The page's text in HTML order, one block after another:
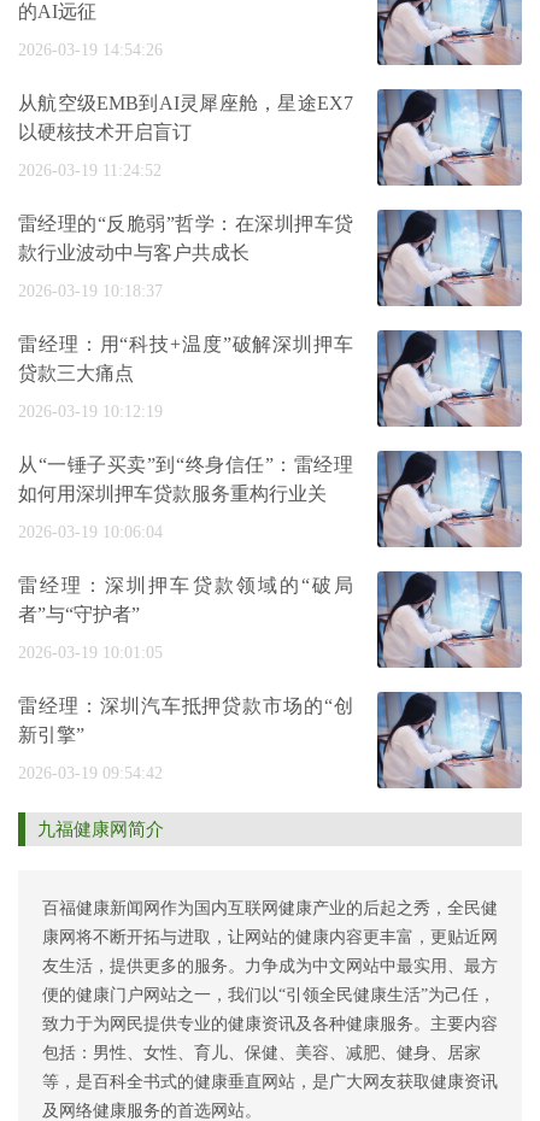
的AI远征
2026-03-19 14:54:26
从航空级EMB到AI灵犀座舱，星途EX7
以硬核技术开启盲订
2026-03-19 11:24:52
雷经理的“反脆弱”哲学：在深圳押车贷
款行业波动中与客户共成长
2026-03-19 10:18:37
雷经理：用“科技+温度”破解深圳押车
贷款三大痛点
2026-03-19 10:12:19
从“一锤子买卖”到“终身信任”：雷经理
如何用深圳押车贷款服务重构行业关
2026-03-19 10:06:04
雷经理：深圳押车贷款领域的“破局
者”与“守护者”
2026-03-19 10:01:05
雷经理：深圳汽车抵押贷款市场的“创
新引擎”
2026-03-19 09:54:42
九福健康网简介
百福健康新闻网作为国内互联网健康产业的后起之秀，全民健
康网将不断开拓与进取，让网站的健康内容更丰富，更贴近网
友生活，提供更多的服务。力争成为中文网站中最实用、最方
便的健康门户网站之一，我们以“引领全民健康生活”为己任，
致力于为网民提供专业的健康资讯及各种健康服务。主要内容
包括：男性、女性、育儿、保健、美容、减肥、健身、居家
等，是百科全书式的健康垂直网站，是广大网友获取健康资讯
及网络健康服务的首选网站。